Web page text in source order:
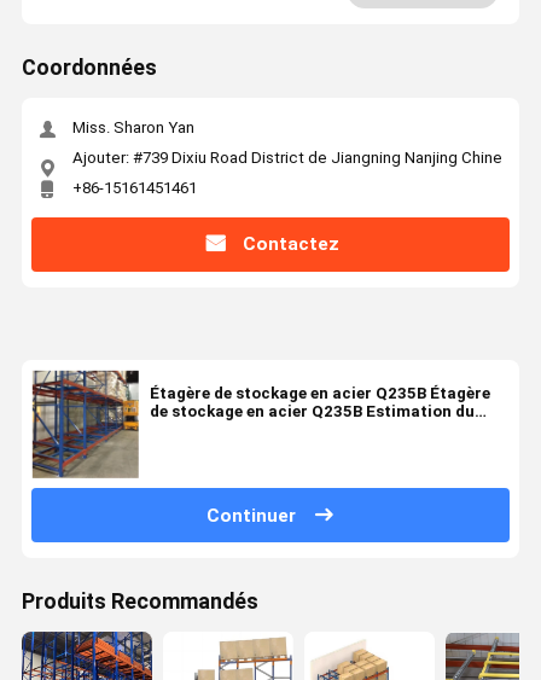
Coordonnées
Miss. Sharon Yan
Ajouter: #739 Dixiu Road District de Jiangning Nanjing Chine
+86-15161451461
Contactez
Étagère de stockage en acier Q235B Étagère
de stockage en acier Q235B Estimation du
Continuer
Produits Recommandés